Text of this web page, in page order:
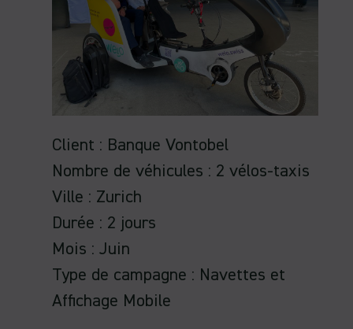
Client : Banque Vontobel
Nombre de véhicules : 2 vélos-taxis
Ville : Zurich
Durée : 2 jours
Mois : Juin
Type de campagne : Navettes et
Affichage Mobile